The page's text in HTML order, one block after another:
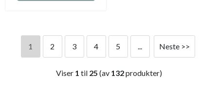
1 2 3 4 5 ... Neste >>
Viser 1 til 25 (av 132produkter)